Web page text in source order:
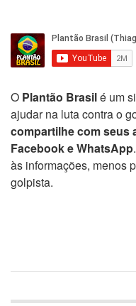
O Plantão Brasilé um
ajudar na luta contra o
compartilhe com seus
Facebook e WhatsApp
às informações, menos
golpista.